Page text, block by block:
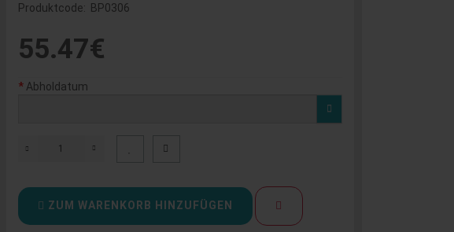
Produktcode: BP0306
55.47€
Abholdatum
ZUM WARENKORB HINZUFÜGEN